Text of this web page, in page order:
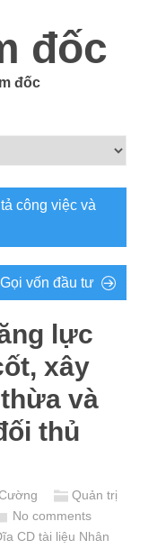
đốc
đốc
công việc và
Gọi vốn đầu tư
lực
xây
và
thủ
Quản trị
No comments
CD tài liệu Nhân